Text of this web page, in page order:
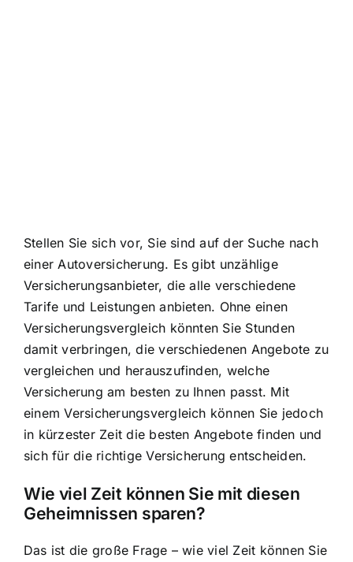
Stellen Sie sich vor, Sie sind auf der Suche nach
einer Autoversicherung. Es gibt unzählige
Versicherungsanbieter, die alle verschiedene
Tarife und Leistungen anbieten. Ohne einen
Versicherungsvergleich könnten Sie Stunden
damit verbringen, die verschiedenen Angebote zu
vergleichen und herauszufinden, welche
Versicherung am besten zu Ihnen passt. Mit
einem Versicherungsvergleich können Sie jedoch
in kürzester Zeit die besten Angebote finden und
sich für die richtige Versicherung entscheiden.
Wie viel Zeit können Sie mit diesen
Geheimnissen sparen?
Das ist die große Frage – wie viel Zeit können Sie